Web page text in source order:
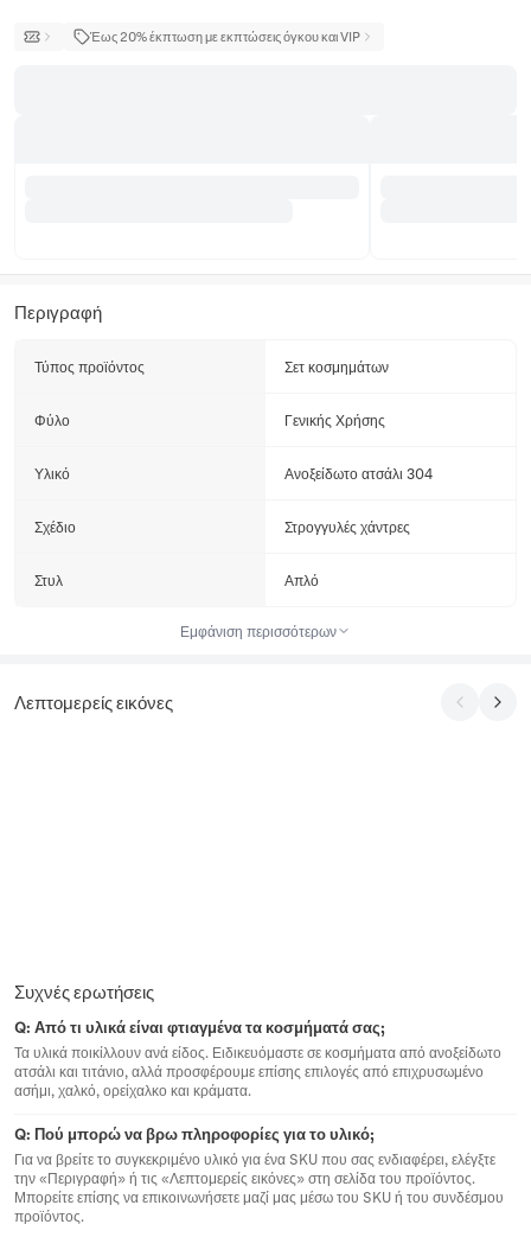
Έως 20% έκπτωση με εκπτώσεις όγκου και VIP
Περιγραφή
Τύπος προϊόντος Σετ κοσμημάτων
Φύλο Γενικής Χρήσης
Υλικό Ανοξείδωτο ατσάλι 304
Σχέδιο Στρογγυλές χάντρες
Στυλ Απλό
Εμφάνιση περισσότερων
Λεπτομερείς εικόνες
Συχνές ερωτήσεις
Q: Από τι υλικά είναι φτιαγμένα τα κοσμήματά σας;
Τα υλικά ποικίλλουν ανά είδος. Ειδικευόμαστε σε κοσμήματα από ανοξείδωτο
ατσάλι και τιτάνιο, αλλά προσφέρουμε επίσης επιλογές από επιχρυσωμένο
ασήμι, χαλκό, ορείχαλκο και κράματα.
Q: Πού μπορώ να βρω πληροφορίες για το υλικό;
Για να βρείτε το συγκεκριμένο υλικό για ένα SKU που σας ενδιαφέρει, ελέγξτε
την «Περιγραφή» ή τις «Λεπτομερείς εικόνες» στη σελίδα του προϊόντος.
Μπορείτε επίσης να επικοινωνήσετε μαζί μας μέσω του SKU ή του συνδέσμου
προϊόντος.